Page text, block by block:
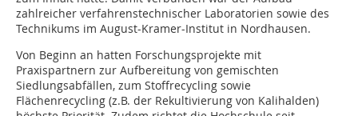
zahlreicher verfahrenstechnischer Laboratorien sowie des
Technikums im August-Kramer-Institut in Nordhausen.
Von Beginn an hatten Forschungsprojekte mit
Praxispartnern zur Aufbereitung von gemischten
Siedlungsabfällen, zum Stoffrecycling sowie
Flächenrecycling (z.B. der Rekultivierung von Kalihalden)